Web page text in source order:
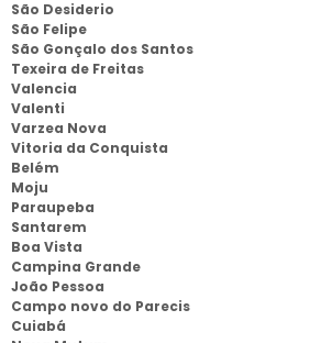
São Desiderio
São Felipe
São Gonçalo dos Santos
Texeira de Freitas
Valencia
Valenti
Varzea Nova
Vitoria da Conquista
Belém
Moju
Paraupeba
Santarem
Boa Vista
Campina Grande
João Pessoa
Campo novo do Parecis
Cuiabá